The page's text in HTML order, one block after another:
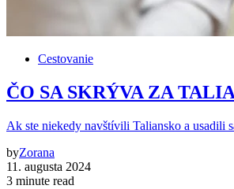
Cestovanie
ČO SA SKRÝVA ZA
Ak ste niekedy navštívili Taliansko a usadili
byZorana
11. augusta 2024
3 minute read